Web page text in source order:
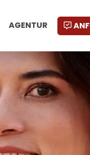
AGENTUR